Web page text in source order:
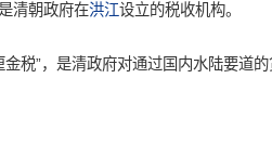
清朝政府在洪江设立的税收机构。
税”，是清政府对通过国内水陆要道